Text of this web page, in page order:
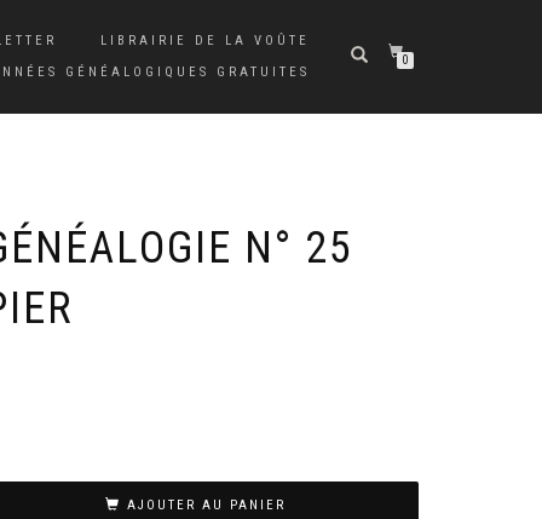
LIBRAIRIE DE LA VOÛTE
GÉNÉALOGIQUES GRATUITES
0
N° 25
AJOUTER AU PANIER